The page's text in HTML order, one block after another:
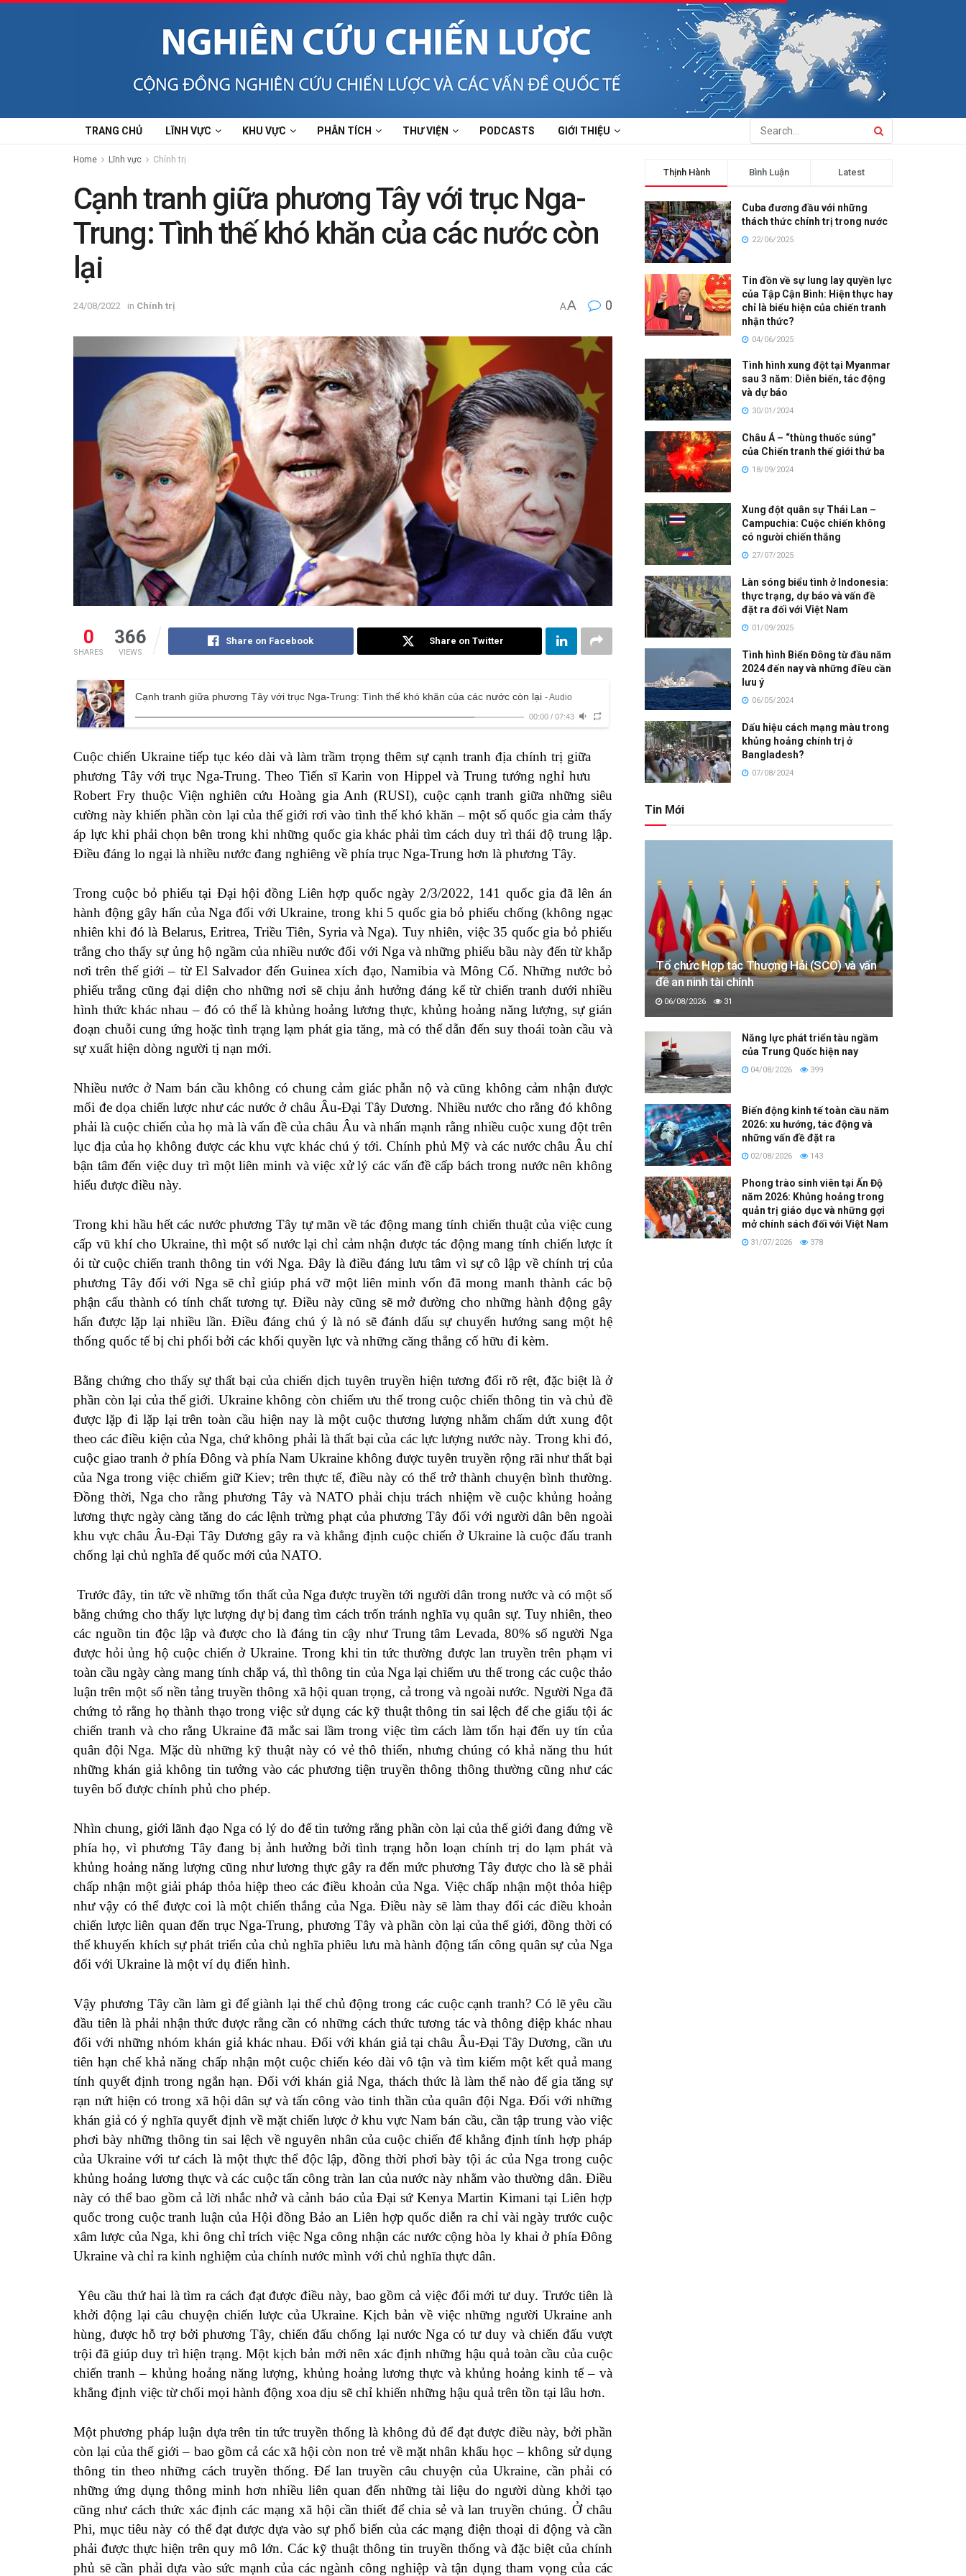
TRANG CHỦ LĨNH VỰC KHU VỰC PHÂN TÍCH THƯ VIỆN PODCASTS GIỚI THIỆU
Home Lĩnh vực Chính trị
Cạnh tranh giữa phương Tây với trục Nga-
Trung: Tình thế khó khăn của các nước còn
lại
24/08/2022 in Chính trị AA 0
0
SHARES
366
VIEWS
Share on Facebook Share on Twitter
Cạnh tranh giữa phương Tây với trục Nga-Trung: Tình thế khó khăn của các nước còn lại - Audio
00:00 / 07:43
Cuộc chiến Ukraine tiếp tục kéo dài và làm trầm trọng thêm sự cạnh tranh địa chính trị giữa
phương Tây với trục Nga-Trung. Theo Tiến sĩ Karin von Hippel và Trung tướng nghỉ hưu
Robert Fry thuộc Viện nghiên cứu Hoàng gia Anh (RUSI), cuộc cạnh tranh giữa những siêu
cường này khiến phần còn lại của thế giới rơi vào tình thế khó khăn – một số quốc gia cảm thấy
áp lực khi phải chọn bên trong khi những quốc gia khác phải tìm cách duy trì thái độ trung lập.
Điều đáng lo ngại là nhiều nước đang nghiêng về phía trục Nga-Trung hơn là phương Tây.
Trong cuộc bỏ phiếu tại Đại hội đồng Liên hợp quốc ngày 2/3/2022, 141 quốc gia đã lên án
hành động gây hấn của Nga đối với Ukraine, trong khi 5 quốc gia bỏ phiếu chống (không ngạc
nhiên khi đó là Belarus, Eritrea, Triều Tiên, Syria và Nga). Tuy nhiên, việc 35 quốc gia bỏ phiếu
trắng cho thấy sự ủng hộ ngầm của nhiều nước đối với Nga và những phiếu bầu này đến từ khắp
nơi trên thế giới – từ El Salvador đến Guinea xích đạo, Namibia và Mông Cổ. Những nước bỏ
phiếu trắng cũng đại diện cho những nơi sẽ chịu ảnh hưởng đáng kể từ chiến tranh dưới nhiều
hình thức khác nhau – đó có thể là khủng hoảng lương thực, khủng hoảng năng lượng, sự gián
đoạn chuỗi cung ứng hoặc tình trạng lạm phát gia tăng, mà có thể dẫn đến suy thoái toàn cầu và
sự xuất hiện dòng người tị nạn mới.
Nhiều nước ở Nam bán cầu không có chung cảm giác phẫn nộ và cũng không cảm nhận được
mối đe dọa chiến lược như các nước ở châu Âu-Đại Tây Dương. Nhiều nước cho rằng đó không
phải là cuộc chiến của họ mà là vấn đề của châu Âu và nhấn mạnh rằng nhiều cuộc xung đột trên
lục địa của họ không được các khu vực khác chú ý tới. Chính phủ Mỹ và các nước châu Âu chỉ
bận tâm đến việc duy trì một liên minh và việc xử lý các vấn đề cấp bách trong nước nên không
hiểu được điều này.
Trong khi hầu hết các nước phương Tây tự mãn về tác động mang tính chiến thuật của việc cung
cấp vũ khí cho Ukraine, thì một số nước lại chỉ cảm nhận được tác động mang tính chiến lược ít
ỏi từ cuộc chiến tranh thông tin với Nga. Đây là điều đáng lưu tâm vì sự cô lập về chính trị của
phương Tây đối với Nga sẽ chỉ giúp phá vỡ một liên minh vốn đã mong manh thành các bộ
phận cấu thành có tính chất tương tự. Điều này cũng sẽ mở đường cho những hành động gây
hấn được lặp lại nhiều lần. Điều đáng chú ý là nó sẽ đánh dấu sự chuyển hướng sang một hệ
thống quốc tế bị chi phối bởi các khối quyền lực và những căng thẳng cố hữu đi kèm.
Bằng chứng cho thấy sự thất bại của chiến dịch tuyên truyền hiện tương đối rõ rệt, đặc biệt là ở
phần còn lại của thế giới. Ukraine không còn chiếm ưu thế trong cuộc chiến thông tin và chủ đề
được lặp đi lặp lại trên toàn cầu hiện nay là một cuộc thương lượng nhằm chấm dứt xung đột
theo các điều kiện của Nga, chứ không phải là thất bại của các lực lượng nước này. Trong khi đó,
cuộc giao tranh ở phía Đông và phía Nam Ukraine không được tuyên truyền rộng rãi như thất bại
của Nga trong việc chiếm giữ Kiev; trên thực tế, điều này có thể trở thành chuyện bình thường.
Đồng thời, Nga cho rằng phương Tây và NATO phải chịu trách nhiệm về cuộc khủng hoảng
lương thực ngày càng tăng do các lệnh trừng phạt của phương Tây đối với người dân bên ngoài
khu vực châu Âu-Đại Tây Dương gây ra và khẳng định cuộc chiến ở Ukraine là cuộc đấu tranh
chống lại chủ nghĩa đế quốc mới của NATO.
Trước đây, tin tức về những tổn thất của Nga được truyền tới người dân trong nước và có một số
bằng chứng cho thấy lực lượng dự bị đang tìm cách trốn tránh nghĩa vụ quân sự. Tuy nhiên, theo
các nguồn tin độc lập và được cho là đáng tin cậy như Trung tâm Levada, 80% số người Nga
được hỏi ủng hộ cuộc chiến ở Ukraine. Trong khi tin tức thường được lan truyền trên phạm vi
toàn cầu ngày càng mang tính chắp vá, thì thông tin của Nga lại chiếm ưu thế trong các cuộc thảo
luận trên một số nền tảng truyền thông xã hội quan trọng, cả trong và ngoài nước. Người Nga đã
chứng tỏ rằng họ thành thạo trong việc sử dụng các kỹ thuật thông tin sai lệch để che giấu tội ác
chiến tranh và cho rằng Ukraine đã mắc sai lầm trong việc tìm cách làm tổn hại đến uy tín của
quân đội Nga. Mặc dù những kỹ thuật này có vẻ thô thiển, nhưng chúng có khả năng thu hút
những khán giả không tin tưởng vào các phương tiện truyền thông thông thường cũng như các
tuyên bố được chính phủ cho phép.
Nhìn chung, giới lãnh đạo Nga có lý do để tin tưởng rằng phần còn lại của thế giới đang đứng về
phía họ, vì phương Tây đang bị ảnh hưởng bởi tình trạng hỗn loạn chính trị do lạm phát và
khủng hoảng năng lượng cũng như lương thực gây ra đến mức phương Tây được cho là sẽ phải
chấp nhận một giải pháp thỏa hiệp theo các điều khoản của Nga. Việc chấp nhận một thỏa hiệp
như vậy có thể được coi là một chiến thắng của Nga. Điều này sẽ làm thay đổi các điều khoản
chiến lược liên quan đến trục Nga-Trung, phương Tây và phần còn lại của thế giới, đồng thời có
thể khuyến khích sự phát triển của chủ nghĩa phiêu lưu mà hành động tấn công quân sự của Nga
đối với Ukraine là một ví dụ điển hình.
Vậy phương Tây cần làm gì để giành lại thế chủ động trong các cuộc cạnh tranh? Có lẽ yêu cầu
đầu tiên là phải nhận thức được rằng cần có những cách thức tương tác và thông điệp khác nhau
đối với những nhóm khán giả khác nhau. Đối với khán giả tại châu Âu-Đại Tây Dương, cần ưu
tiên hạn chế khả năng chấp nhận một cuộc chiến kéo dài vô tận và tìm kiếm một kết quả mang
tính quyết định trong ngắn hạn. Đối với khán giả Nga, thách thức là làm thế nào để gia tăng sự
rạn nứt hiện có trong xã hội dân sự và tấn công vào tinh thần của quân đội Nga. Đối với những
khán giả có ý nghĩa quyết định về mặt chiến lược ở khu vực Nam bán cầu, cần tập trung vào việc
phơi bày những thông tin sai lệch về nguyên nhân của cuộc chiến để khẳng định tính hợp pháp
của Ukraine với tư cách là một thực thể độc lập, đồng thời phơi bày tội ác của Nga trong cuộc
khủng hoảng lương thực và các cuộc tấn công tràn lan của nước này nhằm vào thường dân. Điều
này có thể bao gồm cả lời nhắc nhở và cảnh báo của Đại sứ Kenya Martin Kimani tại Liên hợp
quốc trong cuộc tranh luận của Hội đồng Bảo an Liên hợp quốc diễn ra chỉ vài ngày trước cuộc
xâm lược của Nga, khi ông chỉ trích việc Nga công nhận các nước cộng hòa ly khai ở phía Đông
Ukraine và chỉ ra kinh nghiệm của chính nước mình với chủ nghĩa thực dân.
Yêu cầu thứ hai là tìm ra cách đạt được điều này, bao gồm cả việc đổi mới tư duy. Trước tiên là
khởi động lại câu chuyện chiến lược của Ukraine. Kịch bản về việc những người Ukraine anh
hùng, được hỗ trợ bởi phương Tây, chiến đấu chống lại nước Nga có tư duy và chiến đấu vượt
trội đã giúp duy trì hiện trạng. Một kịch bản mới nên xác định những hậu quả toàn cầu của cuộc
chiến tranh – khủng hoảng năng lượng, khủng hoảng lương thực và khủng hoảng kinh tế – và
khẳng định việc từ chối mọi hành động xoa dịu sẽ chỉ khiến những hậu quả trên tồn tại lâu hơn.
Một phương pháp luận dựa trên tin tức truyền thống là không đủ để đạt được điều này, bởi phần
còn lại của thế giới – bao gồm cả các xã hội còn non trẻ về mặt nhân khẩu học – không sử dụng
thông tin theo những cách truyền thống. Để lan truyền câu chuyện của Ukraine, cần phải có
những ứng dụng thông minh hơn nhiều liên quan đến những tài liệu do người dùng khởi tạo
cũng như cách thức xác định các mạng xã hội cần thiết để chia sẻ và lan truyền chúng. Ở châu
Phi, mục tiêu này có thể đạt được dựa vào sự phổ biến của các mạng điện thoại di động và cần
phải được thực hiện trên quy mô lớn. Các kỹ thuật thông tin truyền thống và đặc biệt của chính
phủ sẽ cần phải dựa vào sức mạnh của các ngành công nghiệp và tận dụng tham vọng của các
Thịnh Hành Bình Luận Latest
Cuba đương đầu với những
thách thức chính trị trong nước
22/06/2025
Tin đồn về sự lung lay quyền lực
của Tập Cận Bình: Hiện thực hay
chỉ là biểu hiện của chiến tranh
nhận thức?
04/06/2025
Tình hình xung đột tại Myanmar
sau 3 năm: Diễn biến, tác động
và dự báo
30/01/2024
Châu Á – “thùng thuốc súng”
của Chiến tranh thế giới thứ ba
18/09/2024
Xung đột quân sự Thái Lan –
Campuchia: Cuộc chiến không
có người chiến thắng
27/07/2025
Làn sóng biểu tình ở Indonesia:
thực trạng, dự báo và vấn đề
đặt ra đối với Việt Nam
01/09/2025
Tình hình Biển Đông từ đầu năm
2024 đến nay và những điều cần
lưu ý
06/05/2024
Dấu hiệu cách mạng màu trong
khủng hoảng chính trị ở
Bangladesh?
07/08/2024
Tin Mới
Tổ chức Hợp tác Thượng Hải (SCO) và vấn
đề an ninh tài chính
06/08/2026 31
Năng lực phát triển tàu ngầm
của Trung Quốc hiện nay
04/08/2026 399
Biến động kinh tế toàn cầu năm
2026: xu hướng, tác động và
những vấn đề đặt ra
02/08/2026 143
Phong trào sinh viên tại Ấn Độ
năm 2026: Khủng hoảng trong
quản trị giáo dục và những gợi
mở chính sách đối với Việt Nam
31/07/2026 378